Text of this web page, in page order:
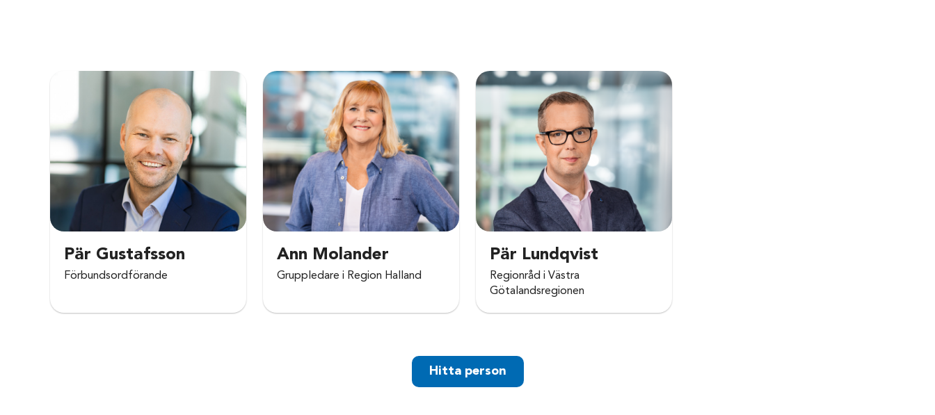
Pär Gustafsson
Förbundsordförande
Ann Molander
Gruppledare i Region Halland
Pär Lundqvist
Regionråd i Västra
Götalandsregionen
Hitta person